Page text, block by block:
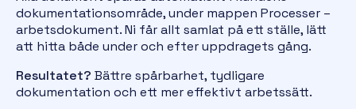
dokumentationsområde, under mappen Processer –
arbetsdokument. Ni får allt samlat på ett ställe, lätt
att hitta både under och efter uppdragets gång.
Resultatet? Bättre spårbarhet, tydligare
dokumentation och ett mer effektivt arbetssätt.